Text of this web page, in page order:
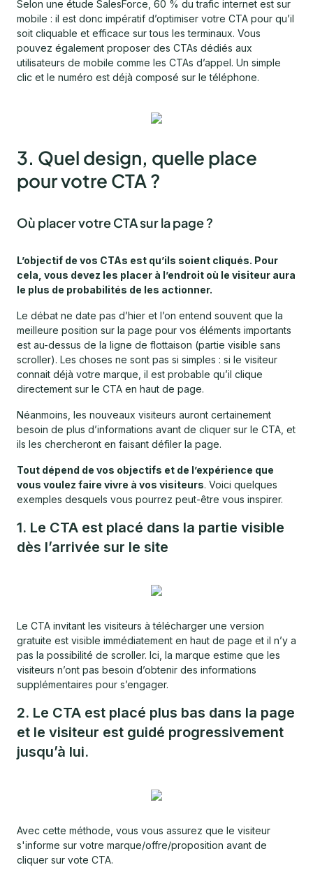
Selon une étude SalesForce, 60 % du trafic internet est sur
mobile : il est donc impératif d’optimiser votre CTA pour qu’il
soit cliquable et efficace sur tous les terminaux. Vous
pouvez également proposer des CTAs dédiés aux
utilisateurs de mobile comme les CTAs d’appel. Un simple
clic et le numéro est déjà composé sur le téléphone.
3. Quel design, quelle place
pour votre CTA ?
Où placer votre CTA sur la page ?
L’objectif de vos CTAs est qu’ils soient cliqués. Pour
cela, vous devez les placer à l’endroit où le visiteur aura
le plus de probabilités de les actionner.
Le débat ne date pas d’hier et l’on entend souvent que la
meilleure position sur la page pour vos éléments importants
est au-dessus de la ligne de flottaison (partie visible sans
scroller). Les choses ne sont pas si simples : si le visiteur
connait déjà votre marque, il est probable qu’il clique
directement sur le CTA en haut de page.
Néanmoins, les nouveaux visiteurs auront certainement
besoin de plus d’informations avant de cliquer sur le CTA, et
ils les chercheront en faisant défiler la page.
Tout dépend de vos objectifs et de l’expérience que
vous voulez faire vivre à vos visiteurs. Voici quelques
exemples desquels vous pourrez peut-être vous inspirer.
1. Le CTA est placé dans la partie visible
dès l’arrivée sur le site
Le CTA invitant les visiteurs à télécharger une version
gratuite est visible immédiatement en haut de page et il n’y a
pas la possibilité de scroller. Ici, la marque estime que les
visiteurs n’ont pas besoin d’obtenir des informations
supplémentaires pour s’engager.
2. Le CTA est placé plus bas dans la page
et le visiteur est guidé progressivement
jusqu’à lui.
Avec cette méthode, vous vous assurez que le visiteur
s'informe sur votre marque/offre/proposition avant de
cliquer sur vote CTA.